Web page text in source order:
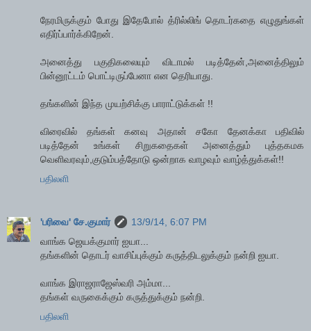
நேரமிருக்கும் போது இதேபோல் த்ரில்லிங் தொடர்கதை எழுதுங்கள்
எதிர்ப்பார்க்கிறேன்.
அனைத்து பகுதிகலையும் விடாமல் படித்தேன்,அனைத்திலும்
பின்னூட்டம் பொட்டிருப்பேனா என தெரியாது.
தங்களின் இந்த முயற்சிக்கு பாராட்டுக்கள் !!
விரைவில் தங்கள் கனவு அதான் சகோ தேனக்கா பதிவில்
படித்தேன் உங்கள் சிறுகதைகள் அனைத்தும் புத்தகமக
வெளிவரவும்,குடும்பத்தோடு ஒன்றாக வாழவும் வாழ்த்துக்கள்!!
பதிலளி
'பரிவை' சே.குமார்
13/9/14, 6:07 PM
வாங்க ஜெயக்குமார் ஐயா...
தங்களின் தொடர் வாசிப்புக்கும் கருத்திடலுக்கும் நன்றி ஐயா.
வாங்க இராஜராஜேஸ்வரி அம்மா...
தங்கள் வருகைக்கும் கருத்துக்கும் நன்றி.
பதிலளி